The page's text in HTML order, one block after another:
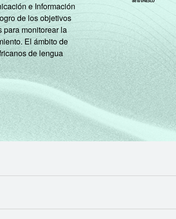
e Información
de los objetivos
para monitorear la
El ámbito de
de lengua
ABA)
NOVA ABA)
EM NOVA ABA)
EM NOVA ABA)
(ABRE EM NOVA ABA)
(ABRE EM NOVA ABA)
DO NIC.BR (ABRE EM NOVA ABA)
NIC.BR (ABRE EM NOVA ABA)